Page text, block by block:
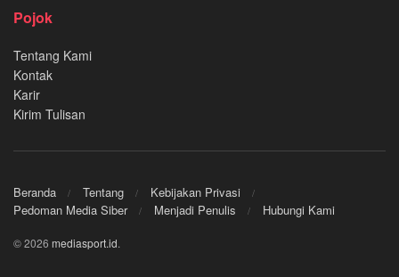
Pojok
Tentang Kami
Kontak
Karir
Kirim Tulisan
Beranda Tentang
Kebijakan Privasi
Pedoman Media Siber
Menjadi Penulis Hubungi Kami
© 2026 mediasport.id.